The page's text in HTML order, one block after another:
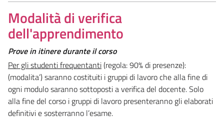
Modalità di verifica
dell'apprendimento
Prove in itinere durante il corso
Per gli studenti frequentanti(regola: 90% di presenze):
(modalita’) saranno costituiti i gruppi di lavoro che alla fine di
ogni modulo saranno sottoposti a verifica del docente. Solo
alla fine del corso i gruppi di lavoro presenteranno gli elaborati
definitivi e sosterranno l’esame.